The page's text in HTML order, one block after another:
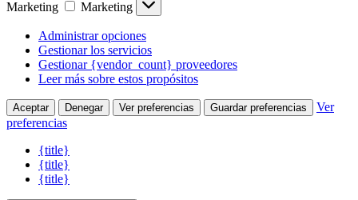
Marketing Marketing
Administrar opciones
Gestionar los servicios
Gestionar {vendor_count} proveedores
Leer más sobre estos propósitos
Aceptar Denegar Ver preferencias Guardar preferencias
Ver
preferencias
{title}
{title}
{title}